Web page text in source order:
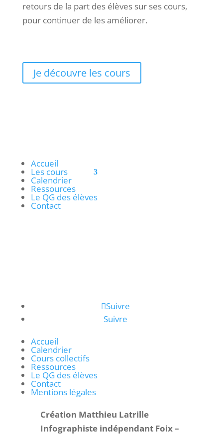
retours de la part des élèves sur ses cours,
pour continuer de les améliorer.
Je découvre les cours
Accueil
Les cours
Calendrier
Ressources
Le QG des élèves
Contact
Suivre
Suivre
Accueil
Calendrier
Cours collectifs
Ressources
Le QG des élèves
Contact
Mentions légales
Création Matthieu Latrille
Infographiste indépendant Foix –